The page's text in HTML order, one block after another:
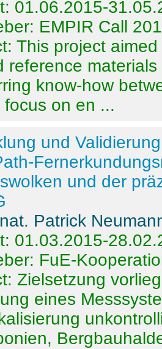
01.06.2015-
EMPIR Call
This project
reference
know-how
focus on en ...
und
und der
Patrick
01.03.2015-
FuE-
Zielsetzung
eines